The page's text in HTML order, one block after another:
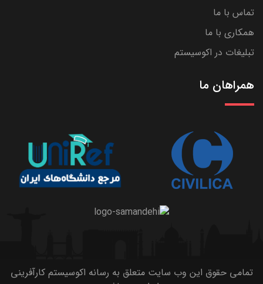
تماس با ما
همکاری با ما
تبلیغات در اکوسیستم
همراهان ما
تمامی حقوق این وب سایت متعلق به رسانه اکوسیستم کارآفرینی